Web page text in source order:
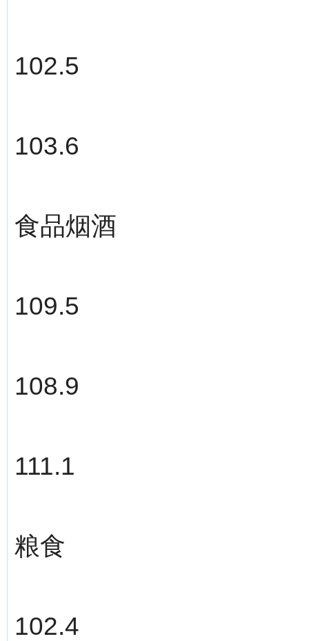
102.5
103.6
食品烟酒
109.5
108.9
111.1
粮食
102.4